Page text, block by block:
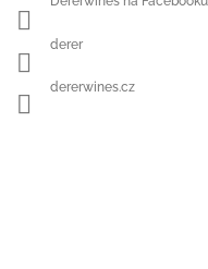
derer
dererwines.cz